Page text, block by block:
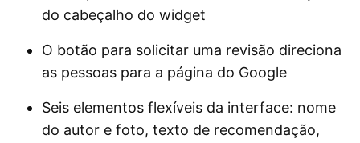
do cabeçalho do widget
O botão para solicitar uma revisão direciona
as pessoas para a página do Google
Seis elementos flexíveis da interface: nome
do autor e foto, texto de recomendação,